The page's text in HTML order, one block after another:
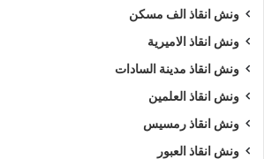
ونش انقاذ الف مسكن
ونش انقاذ الاميرية
ونش انقاذ مدينة السادات
ونش انقاذ العلمين
ونش انقاذ رمسيس
ونش انقاذ العبور